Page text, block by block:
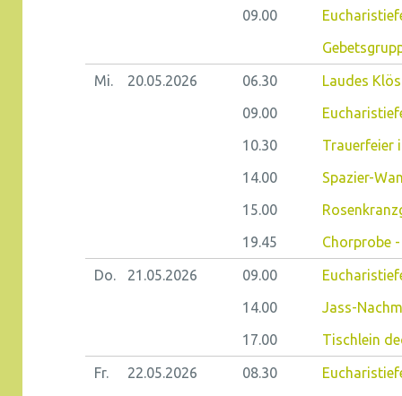
09.00
Mi. 20.05.2026 06.30
Laudes
09.00
10.30
Trauerfeier
14.00
Spazier-
15.00
19.45
Chorprobe
Do. 21.05.2026 09.00
14.00
Jass-
17.00
Tischlein
Fr. 22.05.2026 08.30